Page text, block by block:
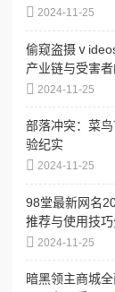
文化和语境差异
2024-11-25
偷窥盗摄
产业链与受害
2024-11-25
部落冲突：菜
验纪实
2024-11-25
98堂最新网名
推荐与使用技巧
出 2024-11-25
暗黑领主商城